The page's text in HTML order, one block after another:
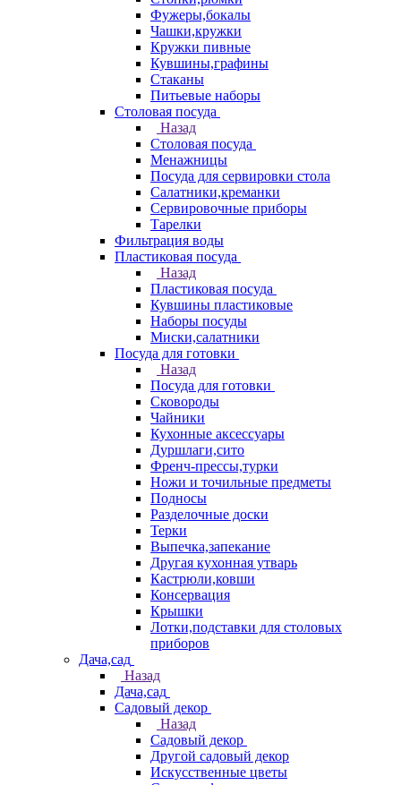
Фужеры,бокалы
Чашки,кружки
Кружки пивные
Кувшины,графины
Стаканы
Питьевые наборы
Столовая посуда
Назад
Столовая посуда
Менажницы
Посуда для сервировки стола
Салатники,креманки
Сервировочные приборы
Тарелки
Фильтрация воды
Пластиковая посуда
Назад
Пластиковая посуда
Кувшины пластиковые
Наборы посуды
Миски,салатники
Посуда для готовки
Назад
Посуда для готовки
Сковороды
Чайники
Кухонные аксессуары
Дуршлаги,сито
Френч-прессы,турки
Ножи и точильные предметы
Подносы
Разделочные доски
Терки
Выпечка,запекание
Другая кухонная утварь
Кастрюли,ковши
Консервация
Крышки
Лотки,подставки для столовых
приборов
Дача,сад
Назад
Дача,сад
Садовый декор
Назад
Садовый декор
Другой садовый декор
Искусственные цветы